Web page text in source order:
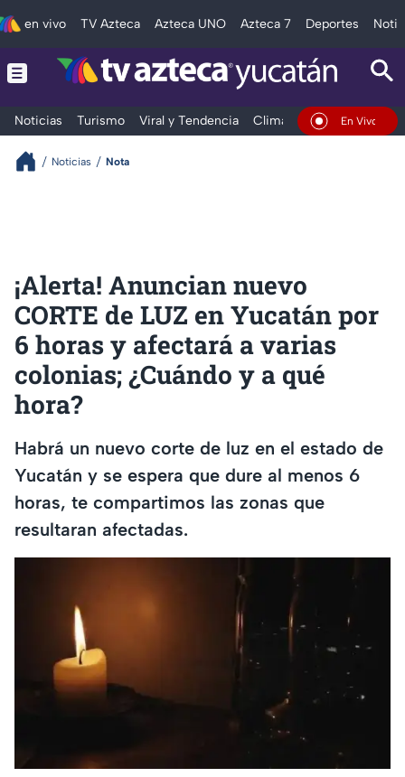
en vivo TV Azteca Azteca UNO Azteca 7 Deportes
Noticias Turismo Viral y Tendencia Clima DeportesEn Vivo
Noticias Nota
¡Alerta! Anuncian nuevo
CORTE de LUZ en Yucatán por
6 horas y afectará a varias
colonias; ¿Cuándo y a qué
hora?
Habrá un nuevo corte de luz en el estado de
Yucatán y se espera que dure al menos 6
horas, te compartimos las zonas que
resultaran afectadas.